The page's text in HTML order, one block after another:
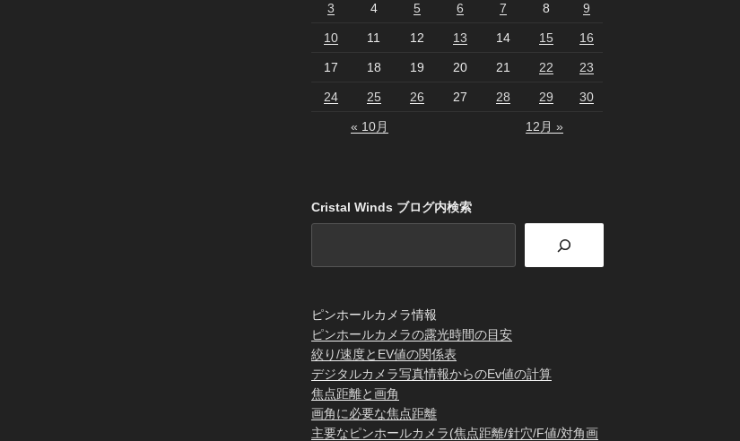
3 4 5 6 7 8 9
10 11 12 13 14 15 16
17 18 19 20 21 22 23
24 25 26 27 28 29 30
« 10月 12月 »
Cristal Winds ブログ内検索
ピンホールカメラ情報
ピンホールカメラの露光時間の目安
絞り/速度とEV値の関係表
デジタルカメラ写真情報からのEv値の計算
焦点距離と画角
画角に必要な焦点距離
主要なピンホールカメラ(焦点距離/針穴/F値/対角画